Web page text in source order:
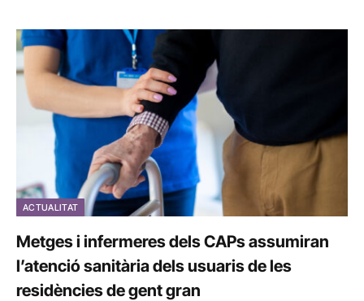
ACTUALITAT
Metges i infermeres dels CAPs assumiran
l’atenció sanitària dels usuaris de les
residències de gent gran